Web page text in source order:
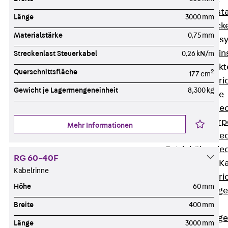
Zurück
Zurück
Kanalsysteme
Estrichbündige
CHALI
Länge 3000 mm
Materialstärke 0,75 mm
Streckenlast Steuerkabel 0,26 kN/m
Querschnittsfläche 177 cm2
Gewicht je Lagermengeneinheit 8,300 kg
Mehr Informationen
RG 60-40F
Kabelrinne
Höhe 60 mm
Breite 400 mm
Länge 3000 mm